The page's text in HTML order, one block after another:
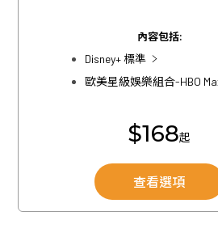
內容包括:
Disney+ 標準
歐美星級娛樂組合-HBO
$168起
查看選項